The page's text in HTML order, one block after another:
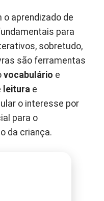
o aprendizado de
para
sobretudo,
são ferramentas
vocabulário e
leitura e
o interesse por
para o
da criança.